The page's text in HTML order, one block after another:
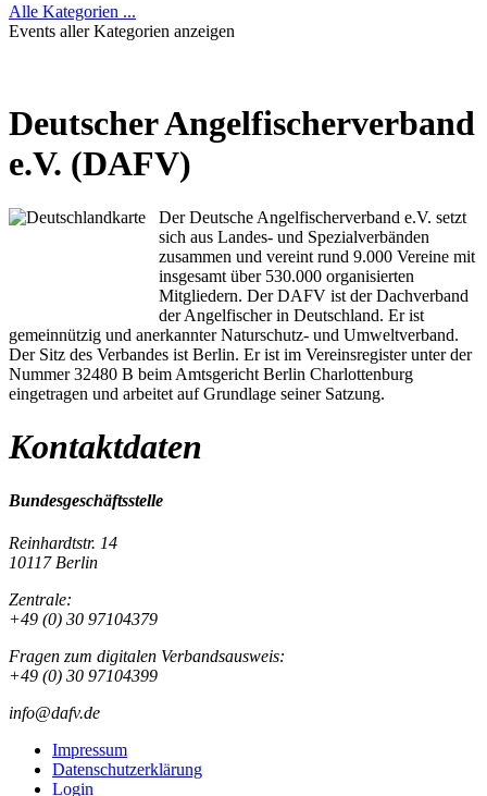
Alle Kategorien ...
Events aller Kategorien anzeigen
Deutscher Angelfischerverband
e.V. (DAFV)
Der Deutsche Angelfischerverband e.V. setzt
sich aus Landes- und Spezialverbänden
zusammen und vereint rund 9.000 Vereine mit
insgesamt über 530.000 organisierten
Mitgliedern. Der DAFV ist der Dachverband
der Angelfischer in Deutschland. Er ist
gemeinnützig und anerkannter Naturschutz- und Umweltverband.
Der Sitz des Verbandes ist Berlin. Er ist im Vereinsregister unter der
Nummer 32480 B beim Amtsgericht Berlin Charlottenburg
eingetragen und arbeitet auf Grundlage seiner Satzung.
Kontaktdaten
Bundesgeschäftsstelle
Reinhardtstr. 14
10117 Berlin
Zentrale:
+49 (0) 30 97104379
Fragen zum digitalen Verbandsausweis:
+49 (0) 30 97104399
info@dafv.de
Impressum
Datenschutzerklärung
Login